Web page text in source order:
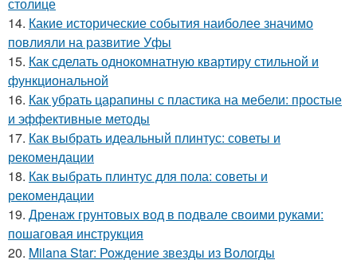
14. Какие исторические события наиболее значимо
повлияли на развитие Уфы
15. Как сделать однокомнатную квартиру стильной и
функциональной
16. Как убрать царапины с пластика на мебели: простые
и эффективные методы
17. Как выбрать идеальный плинтус: советы и
рекомендации
18. Как выбрать плинтус для пола: советы и
рекомендации
19. Дренаж грунтовых вод в подвале своими руками:
пошаговая инструкция
20. Milana Star: Рождение звезды из Вологды